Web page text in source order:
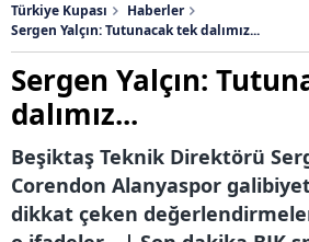
Türkiye Kupası
Haberler
Sergen Yalçın: Tutunacak tek dalımız...
Sergen Yalçın:
dalımız...
Beşiktaş Teknik Direktörü
Corendon Alanyaspor
dikkat çeken